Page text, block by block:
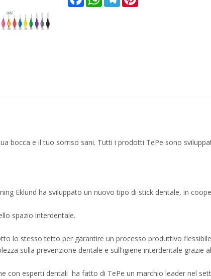
bocca e il tuo sorriso sani. Tutti i prodotti TePe sono
Eklund ha sviluppato un nuovo tipo di stick dentale, in
spazio interdentale.
lo stesso tetto per garantire un processo produttivo
sulla prevenzione dentale e sull'igiene interdentale
con esperti dentali ha fatto di TePe un marchio leader nel